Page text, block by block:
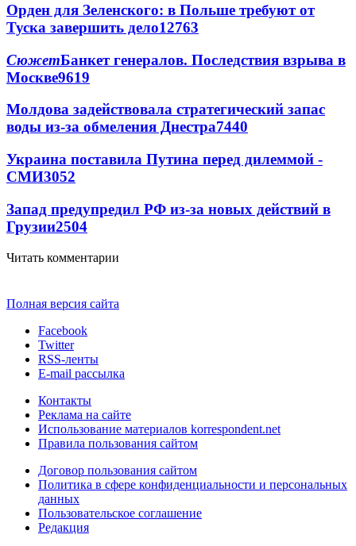
Орден для Зеленского: в Польше требуют от
Туска завершить дело12763
СюжетБанкет генералов. Последствия взрыва в
Москве9619
Молдова задействовала стратегический запас
воды из-за обмеления Днестра7440
Украина поставила Путина перед дилеммой -
СМИ3052
Запад предупредил РФ из-за новых действий в
Грузии2504
Читать комментарии
Полная версия сайта
Facebook
Twitter
RSS-ленты
E-mail рассылка
Контакты
Реклама на сайте
Использование материалов korrespondent.net
Правила пользования сайтом
Договор пользования сайтом
Политика в сфере конфиденциальности и персональных
данных
Пользовательское соглашение
Редакция